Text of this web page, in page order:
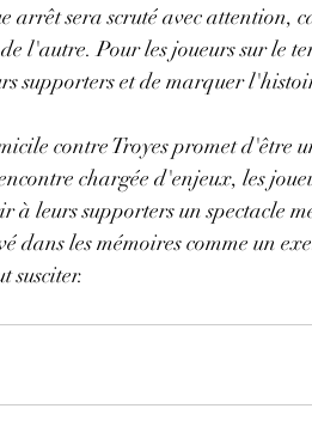
arrêt sera scruté avec
l'autre. Pour les joueurs sur le
supporters et de marquer
contre Troyes promet d'être
chargée d'enjeux, les
à leurs supporters un spectacle
dans les mémoires comme un
susciter.